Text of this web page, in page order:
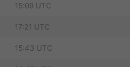
15:09 UTC
17:21 UTC
15:43 UTC